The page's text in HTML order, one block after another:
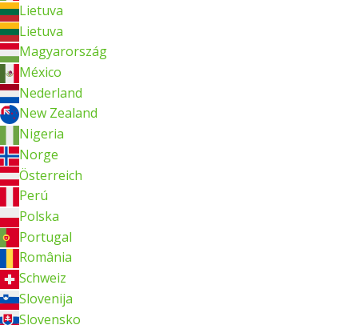
Lietuva
Lietuva
Magyarország
México
Nederland
New Zealand
Nigeria
Norge
Österreich
Perú
Polska
Portugal
România
Schweiz
Slovenija
Slovensko